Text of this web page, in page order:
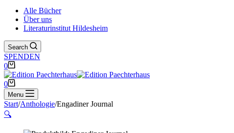
Alle Bücher
Über uns
Literaturinstitut Hildesheim
Search
SPENDEN
Warenkorb
0
Warenkorb
0
Menu
Start/Anthologie/Engadiner Journal
🔍